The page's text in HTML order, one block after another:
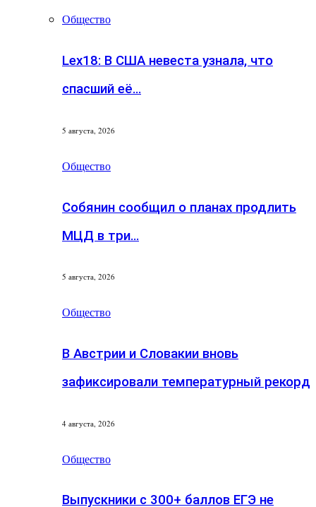
Общество
Lex18: В США невеста узнала, что
спасший её…
5 августа, 2026
Общество
Собянин сообщил о планах продлить
МЦД в три…
5 августа, 2026
Общество
В Австрии и Словакии вновь
зафиксировали температурный рекорд
4 августа, 2026
Общество
Выпускники с 300+ баллов ЕГЭ не